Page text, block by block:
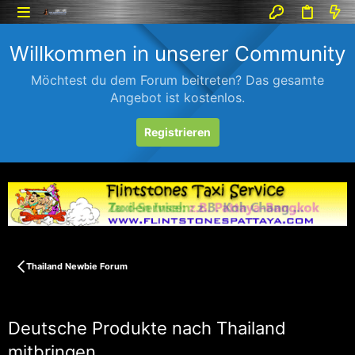
Willkommen in unserer Community
Möchtest du dem Forum beitreten? Das gesamte
Angebot ist kostenlos.
Registrieren
Thailand Newbie Forum
Deutsche Produkte nach Thailand